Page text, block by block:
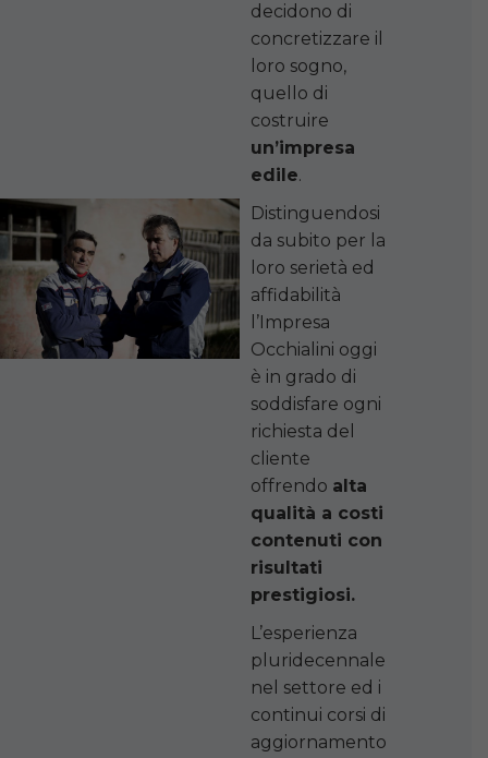
decidono di
concretizzare il
loro sogno,
quello di
costruire
un’impresa
edile.
Distinguendosi
da subito per la
loro serietà ed
affidabilità
l’Impresa
Occhialini oggi
è in grado di
soddisfare ogni
richiesta del
cliente
offrendo alta
qualità a costi
contenuti con
risultati
prestigiosi.
L’esperienza
pluridecennale
nel settore ed i
continui corsi di
aggiornamento